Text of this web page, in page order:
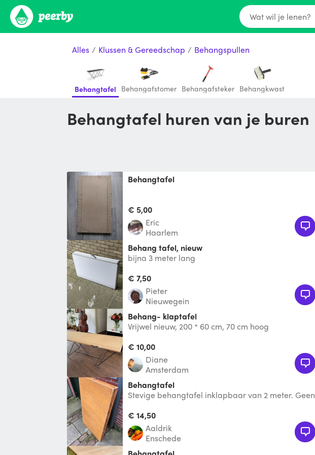
Wat wil je lenen?
Alles / Klussen & Gereedschap / Behangspullen
Behangtafel Behangafstomer Behangafsteker Behangkwast
Behangtafel huren van je buren
Behangtafel
€ 5,00
Eric
Haarlem
behang tafel, nieuw
bijna 3 meter lang
€ 7,50
Pieter
Nieuwegein
Behang- klaptafel
Vrijwel nieuw, 200 * 60 cm, 70 cm hoog
€ 10,00
Diane
Amsterdam
Behangtafel
Stevige behangtafel inklapbaar van 2 meter. Geen
€ 14,50
Aaldrik
Enschede